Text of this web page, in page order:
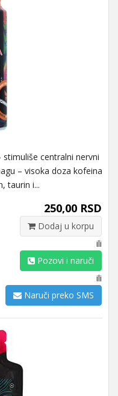
stimuliše centralni nervni
– visoka doza kofeina
taurin i...
250,00 RSD
Dodaj u korpu
ili
Pozovi i naruči
ili
Naruči preko SMS